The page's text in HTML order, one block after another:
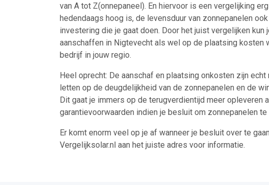
van A tot Z(onnepaneel). En hiervoor is een vergelijking
hedendaags hoog is, de levensduur van zonnepanelen
investering die je gaat doen. Door het juist vergelijken
aanschaffen in Nigtevecht als wel op de plaatsing kosten
bedrijf in jouw regio.
Heel oprecht: De aanschaf en plaatsing onkosten zijn
letten op de deugdelijkheid van de zonnepanelen en de
Dit gaat je immers op de terugverdientijd meer opleveren
garantievoorwaarden indien je besluit om zonnepanelen
Er komt enorm veel op je af wanneer je besluit over te
Vergelijksolar.nl aan het juiste adres voor informatie.